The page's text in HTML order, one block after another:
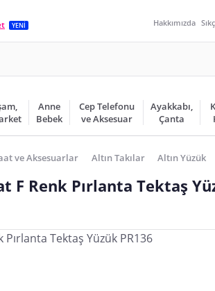
YENİ Hakkımızda
Anne
Bebek
Cep Telefonu
ve Aksesuar
Ayakkabı,
Çanta
ve Aksesuarlar Altın Takılar Altın Yüzük
F Renk Pırlanta Tektaş